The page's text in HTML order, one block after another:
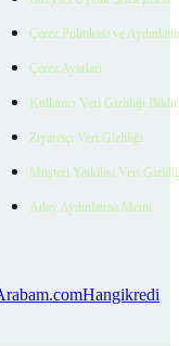
Çerez Politikası ve
Çerez Ayarları
Kullanıcı Veri Gizliliği
Ziyaretçi Veri Gizliliği
Müşteri Yetkilisi Veri
Aday Aydınlatma Metni
Hangikredi